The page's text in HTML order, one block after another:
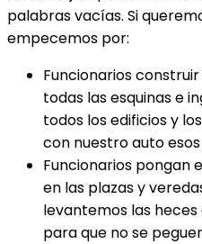
palabras vacías. Si
empecemos por:
Funcionarios
todas las esquinas e
todos los edificios y
con nuestro auto
Funcionarios pongan
en las plazas y
levantemos las
para que no se